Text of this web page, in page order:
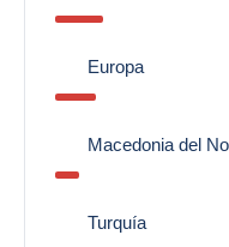
Europa
Macedonia del
Turquía